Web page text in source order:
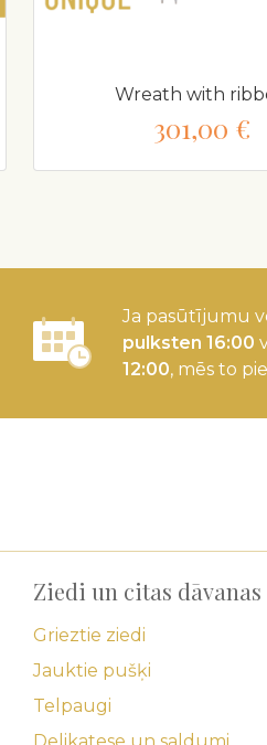
Wreath with
301,00 €
Ja pasūtījumu
pulksten 16:00
12:00, mēs to
Ziedi un citas dāvanas
Grieztie ziedi
Jauktie pušķi
Telpaugi